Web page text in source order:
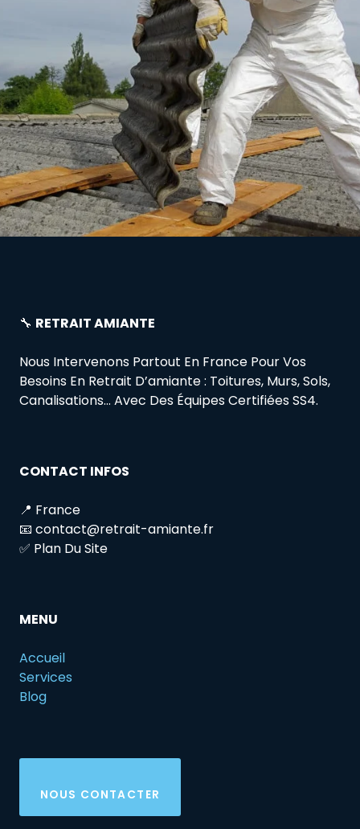
🔧 RETRAIT AMIANTE
Nous Intervenons Partout En France Pour Vos
Besoins En Retrait D’amiante : Toitures, Murs, Sols,
Canalisations… Avec Des Équipes Certifiées SS4.
CONTACT INFOS
📍 France
📧 contact@retrait-amiante.fr
✅ Plan Du Site
MENU
Accueil
Services
Blog
NOUS CONTACTER